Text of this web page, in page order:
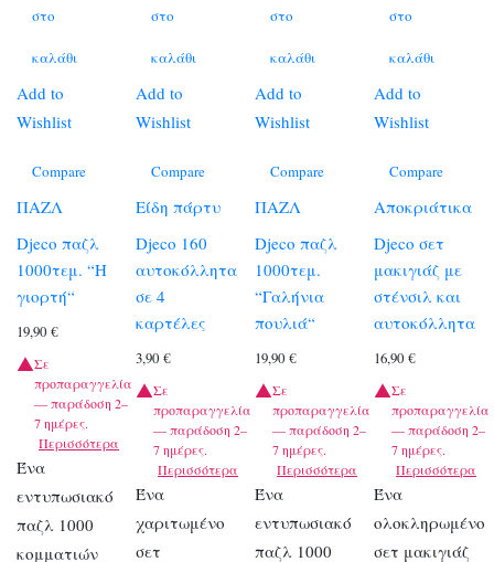
στο
καλάθι
Add to
Wishlist
Compare
ΠΑΖΛ
Djeco παζλ
1000τεμ. “Η
γιορτή“
19,90 €
Σε
προπαραγγελία
— παράδοση 2–
7 ημέρες.
Περισσότερα
Ένα
εντυπωσιακό
παζλ 1000
κομματιών
στο
καλάθι
Add to
Wishlist
Compare
Είδη πάρτυ
Djeco 160
αυτοκόλλητα
σε 4
καρτέλες
3,90€
Σε
προπαραγγελία
— παράδοση 2–
7 ημέρες.
Περισσότερα
Ένα
χαριτωμένο
σετ
στο
καλάθι
Add to
Wishlist
Compare
ΠΑΖΛ
Djeco παζλ
1000τεμ.
“Γαλήνια
πουλιά“
19,90€
Σε
προπαραγγελία
— παράδοση 2–
7 ημέρες.
Περισσότερα
Ένα
εντυπωσιακό
παζλ 1000
στο
καλάθι
Add to
Wishlist
Compare
Αποκριάτικα
Djeco σετ
μακιγιάζ με
στένσιλ και
αυτοκόλλητα
16,90€
Σε
προπαραγγελία
— παράδοση 2–
7 ημέρες.
Περισσότερα
Ένα
ολοκληρωμένο
σετ μακιγιάζ